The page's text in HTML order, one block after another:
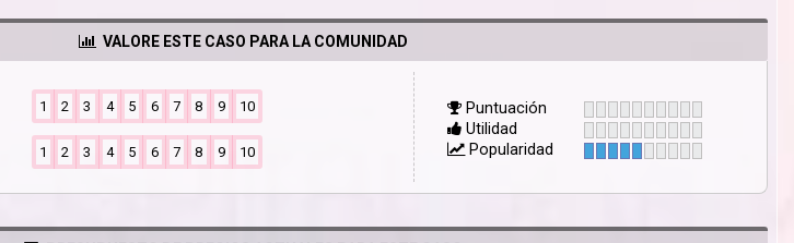
VALORE ESTE CASO PARA LA COMUNIDAD
1 2 3 4 5 6 7 8 9 10
1 2 3 4 5 6 7 8 9 10
Puntuación
Utilidad
Popularidad